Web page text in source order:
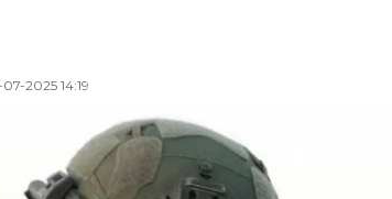
2025 14:19